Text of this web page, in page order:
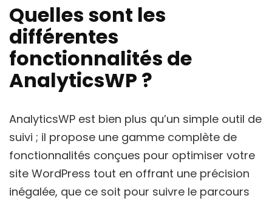
Quelles sont les
différentes
fonctionnalités de
AnalyticsWP ?
AnalyticsWP est bien plus qu’un simple outil de
suivi ; il propose une gamme complète de
fonctionnalités conçues pour optimiser votre
site WordPress tout en offrant une précision
inégalée, que ce soit pour suivre le parcours